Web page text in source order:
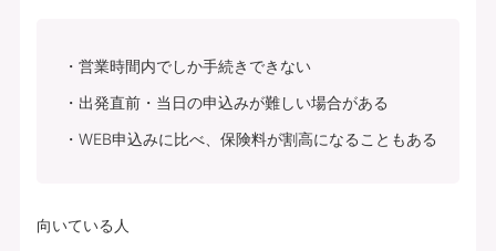
営業時間内でしか手続きできない
出発直前・当日の申込みが難しい場合がある
WEB申込みに比べ、保険料が割高になることもある
向いている人